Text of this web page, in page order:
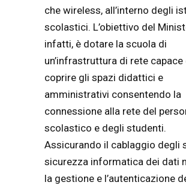
che wireless, all’interno degli
scolastici. L’obiettivo del
infatti, è dotare la scuola di
un’infrastruttura di rete capace
coprire gli spazi didattici e
amministrativi consentendo la
connessione alla rete del
scolastico e degli studenti.
Assicurando il cablaggio degli
sicurezza informatica dei dati
la gestione e l’autenticazione